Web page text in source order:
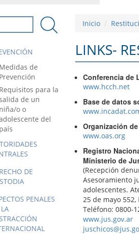
de
Medidas de
Prevención
Requisitos para la
de un
niña/o o
del
país
DE
PENALES
Inicio
LINKS-
Conferencia de
www.hcch.net
Base de datos
Organización
www.oas.org
Registro
Ministerio de
(Recepción
Asesoramiento
adolescentes.
25 de mayo 552,
Teléfono: 0800-
www.jus.gov.ar